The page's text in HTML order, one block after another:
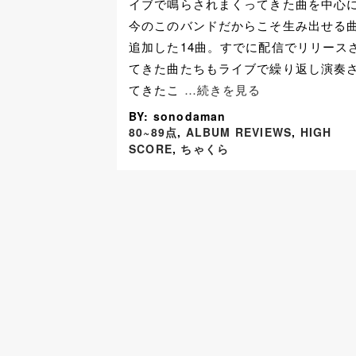
イブで鳴らされまくってきた曲を中心に
今のこのバンドだからこそ生み出せる
追加した14曲。すでに配信でリリース
てきた曲たちもライブで繰り返し演奏
てきたこ …続きを見る
BY: sonodaman
80~89点, ALBUM REVIEWS, HIGH
SCORE, ちゃくら